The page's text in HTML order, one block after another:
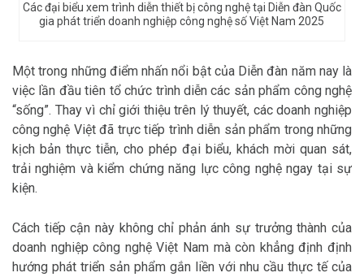
Các đại biểu xem trình diễn thiết bị công nghệ tại Diễn đàn Quốc
gia phát triển doanh nghiệp công nghệ số Việt Nam 2025
Một trong những điểm nhấn nổi bật của Diễn đàn năm nay là
việc lần đầu tiên tổ chức trình diễn các sản phẩm công nghệ
“sống”. Thay vì chỉ giới thiệu trên lý thuyết, các doanh nghiệp
công nghệ Việt đã trực tiếp trình diễn sản phẩm trong những
kịch bản thực tiễn, cho phép đại biểu, khách mời quan sát,
trải nghiệm và kiểm chứng năng lực công nghệ ngay tại sự
kiện.
Cách tiếp cận này không chỉ phản ánh sự trưởng thành của
doanh nghiệp công nghệ Việt Nam mà còn khẳng định định
hướng phát triển sản phẩm gắn liền với nhu cầu thực tế của